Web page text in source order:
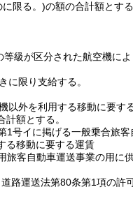
に限る。)の額の合計額とする
級が区分された航空機に
に限り支給する。
以外を利用する移動に要す
計額とする。
1号イに掲げる一般乗合旅
る移動に要する運賃
旅客自動車運送事業の用に
路運送法第80条第1項の